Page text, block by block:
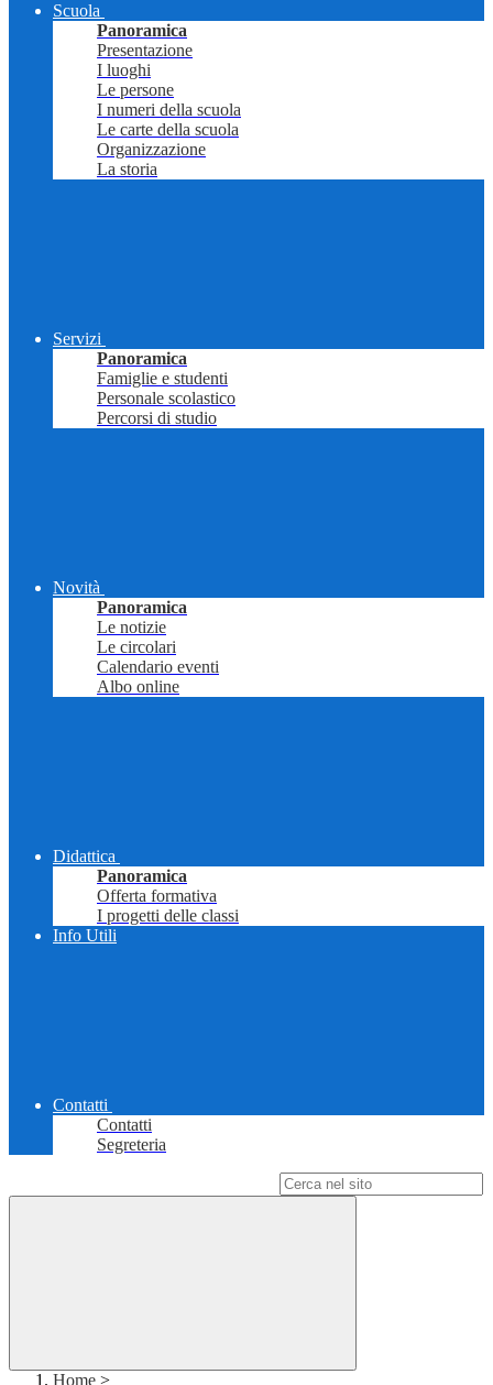
Scuola
Panoramica
Presentazione
I luoghi
Le persone
I numeri della scuola
Le carte della scuola
Organizzazione
La storia
Servizi
Panoramica
Famiglie e studenti
Personale scolastico
Percorsi di studio
Novità
Panoramica
Le notizie
Le circolari
Calendario eventi
Albo online
Didattica
Panoramica
Offerta formativa
I progetti delle classi
Info Utili
Contatti
Contatti
Segreteria
Home >